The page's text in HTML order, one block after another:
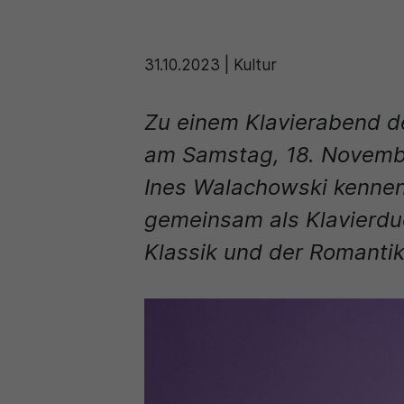
31.10.2023 Kultur
Zu einem Klavierabend
am Samstag, 18.
Ines Walachowski
gemeinsam als
Klassik und der